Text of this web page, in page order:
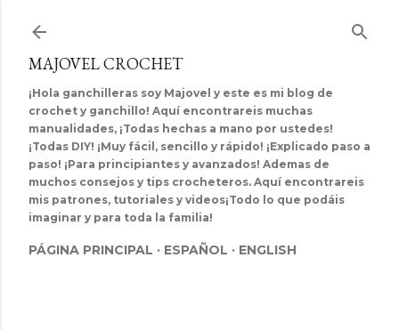
MAJOVEL CROCHET
¡Hola ganchilleras soy Majovel y este es mi blog de
crochet y ganchillo! Aquí encontrareis muchas
manualidades, ¡Todas hechas a mano por ustedes!
¡Todas DIY! ¡Muy fácil, sencillo y rápido! ¡Explicado paso a
paso! ¡Para principiantes y avanzados! Ademas de
muchos consejos y tips crocheteros. Aquí encontrareis
mis patrones, tutoriales y videos¡Todo lo que podáis
imaginar y para toda la familia!
PÁGINA PRINCIPAL ESPAÑOL ENGLISH